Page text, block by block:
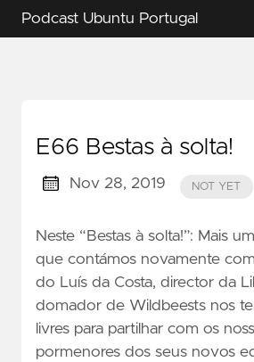
Podcast Ubuntu Portugal
E66 Bestas à solta!
Nov 28, 2019 NOT YET
Neste “Bestas à solta!”: Mais
que contámos novamente
do Luís da Costa, director da
domador de Wildbeests nos
livres para partilhar com os
pormenores dos seus novos